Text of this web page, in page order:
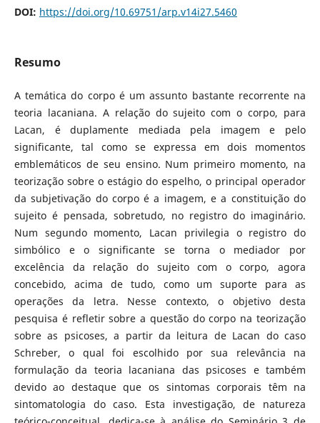
DOI: https://doi.org/10.69751/arp.v14i27.5460
Resumo
A temática do corpo é um assunto bastante recorrente na
teoria lacaniana. A relação do sujeito com o corpo, para
Lacan, é duplamente mediada pela imagem e pelo
significante, tal como se expressa em dois momentos
emblemáticos de seu ensino. Num primeiro momento, na
teorização sobre o estágio do espelho, o principal operador
da subjetivação do corpo é a imagem, e a constituição do
sujeito é pensada, sobretudo, no registro do imaginário.
Num segundo momento, Lacan privilegia o registro do
simbólico e o significante se torna o mediador por
excelência da relação do sujeito com o corpo, agora
concebido, acima de tudo, como um suporte para as
operações da letra. Nesse contexto, o objetivo desta
pesquisa é refletir sobre a questão do corpo na teorização
sobre as psicoses, a partir da leitura de Lacan do caso
Schreber, o qual foi escolhido por sua relevância na
formulação da teoria lacaniana das psicoses e também
devido ao destaque que os sintomas corporais têm na
sintomatologia do caso. Esta investigação, de natureza